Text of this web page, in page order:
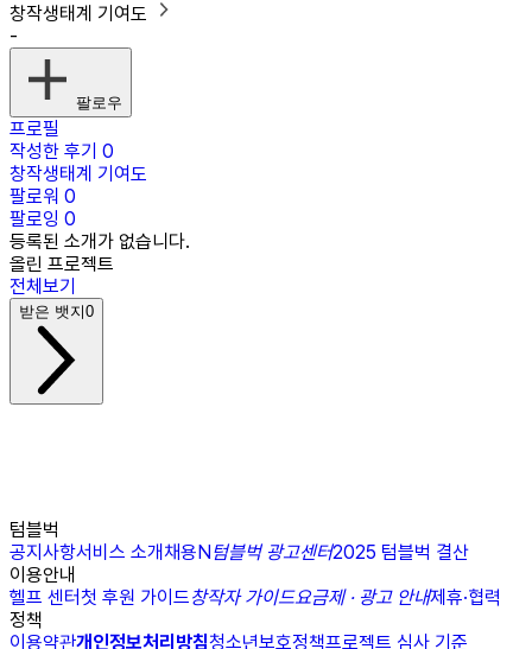
창작생태계 기여도
-
팔로우
프로필
작성한 후기 0
창작생태계 기여도
팔로워 0
팔로잉 0
등록된 소개가 없습니다.
올린 프로젝트
전체보기
받은 뱃지0
텀블벅
공지사항서비스 소개채용N텀블벅 광고센터2025 텀블벅 결산
이용안내
헬프 센터첫 후원 가이드창작자 가이드요금제 · 광고 안내제휴·협력
정책
이용약관개인정보처리방침청소년보호정책프로젝트 심사 기준